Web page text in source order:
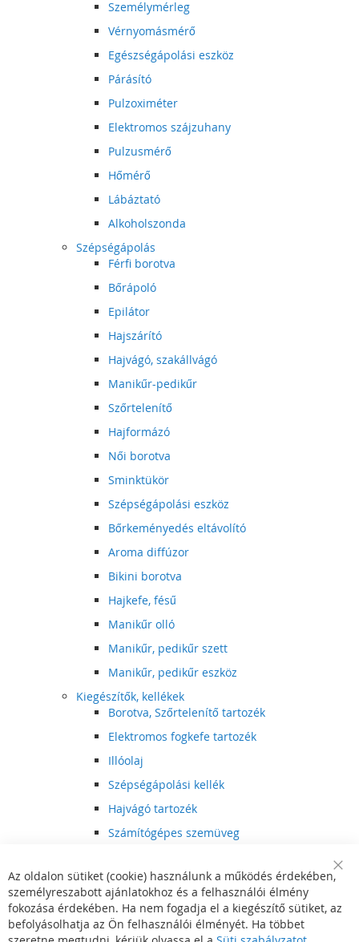
Személymérleg
Vérnyomásmérő
Egészségápolási eszköz
Párásító
Pulzoximéter
Elektromos szájzuhany
Pulzusmérő
Hőmérő
Lábáztató
Alkoholszonda
Szépségápolás
Férfi borotva
Bőrápoló
Epilátor
Hajszárító
Hajvágó, szakállvágó
Manikűr-pedikűr
Szőrtelenítő
Hajformázó
Női borotva
Sminktükör
Szépségápolási eszköz
Bőrkeményedés eltávolító
Aroma diffúzor
Bikini borotva
Hajkefe, fésű
Manikűr olló
Manikűr, pedikűr szett
Manikűr, pedikűr eszköz
Kiegészítők, kellékek
Borotva, Szőrtelenítő tartozék
Elektromos fogkefe tartozék
Illóolaj
Szépségápolási kellék
Hajvágó tartozék
Számítógépes szemüveg
Hajvágó kiegészítő
Szórakoztató elektronika
Multimédia
DVD, BluRay lejátszó
Bar
Az oldalon sütiket (cookie) használunk a működés érdekében,
személyreszabott ajánlatokhoz és a felhasználói élmény
fokozása érdekében. Ha nem fogadja el a kiegészítő sütiket, az
befolyásolhatja az Ön felhasználói élményét. Ha többet